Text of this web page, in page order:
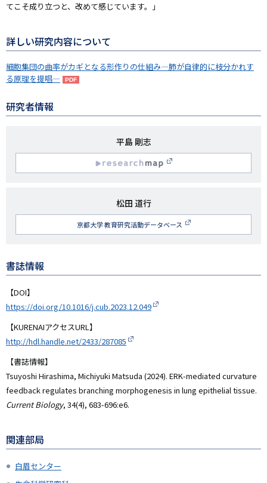
てこそ成り立つと、改めて感じています。」
詳しい研究内容について
細胞集団の曲率がカギとなる形作りの仕組み―肺が自律的に枝分かれす
る原理を提唱―
研究者情報
研
究
者
平島 剛志
研
究
者
松田 道行
京都大学 教育研究活動データベース
書誌情報
【DOI】
https://doi.org/10.1016/j.cub.2023.12.049
【KURENAIアクセスURL】
http://hdl.handle.net/2433/287085
【書誌情報】
Tsuyoshi Hirashima, Michiyuki Matsuda (2024). ERK-mediated curvature
feedback regulates branching morphogenesis in lung epithelial tissue.
Current Biology, 34(4), 683-696:e6.
関連部局
白眉センター